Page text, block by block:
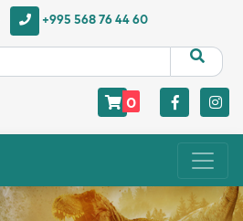
+995 568 76 44 60
0